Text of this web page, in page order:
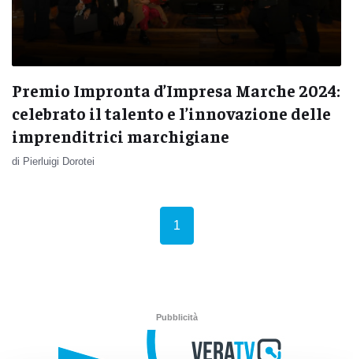
Premio Impronta d’Impresa Marche 2024:
celebrato il talento e l’innovazione delle
imprenditrici marchigiane
di Pierluigi Dorotei
1
Pubblicità